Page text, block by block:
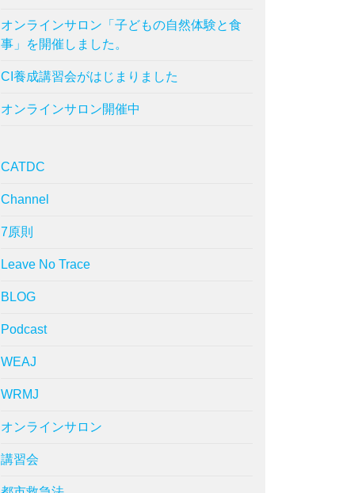
オンラインサロン「子どもの自然体験と食
事」を開催しました。
CI養成講習会がはじまりました
オンラインサロン開催中
CATDC
Channel
7原則
Leave No Trace
BLOG
Podcast
WEAJ
WRMJ
オンラインサロン
講習会